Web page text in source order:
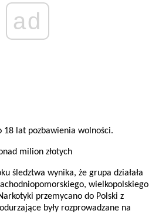
ad
18 lat pozbawienia wolności.
milion złotych
śledztwa wynika, że grupa działała
wielkopolskiego
przemycano do Polski z
były rozprowadzane na